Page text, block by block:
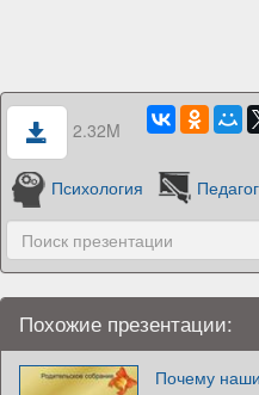
2.32M
Психология
Похожие презентации:
Почему